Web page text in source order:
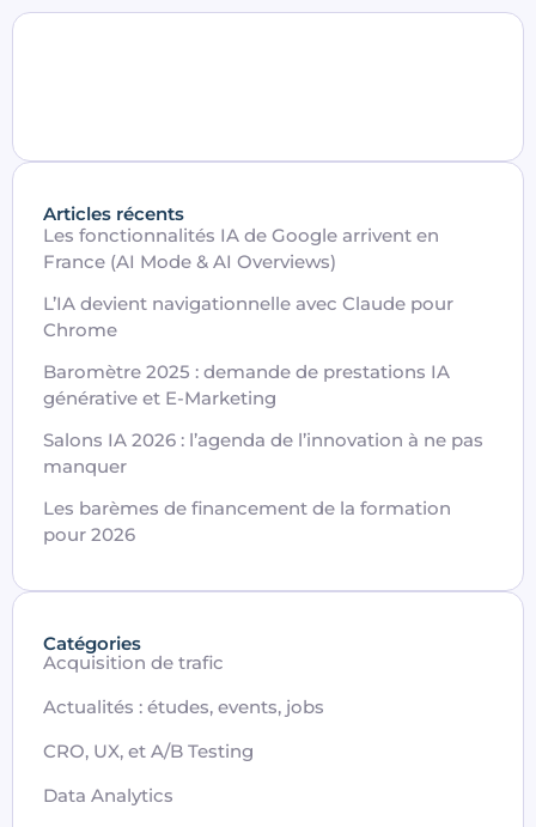
Articles récents
Les fonctionnalités IA de Google arrivent en
France (AI Mode & AI Overviews)
L’IA devient navigationnelle avec Claude pour
Chrome
Baromètre 2025 : demande de prestations IA
générative et E-Marketing
Salons IA 2026 : l’agenda de l’innovation à ne pas
manquer
Les barèmes de financement de la formation
pour 2026
Catégories
Acquisition de trafic
Actualités : études, events, jobs
CRO, UX, et A/B Testing
Data Analytics